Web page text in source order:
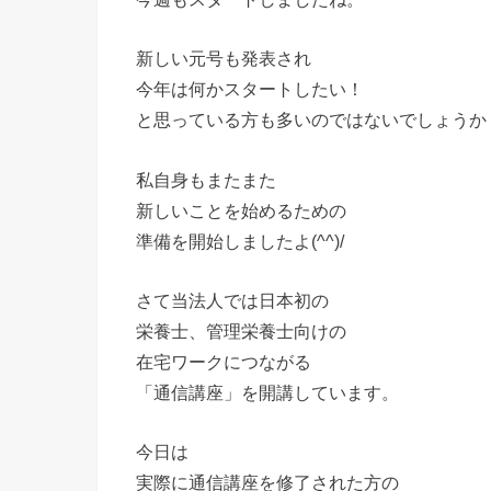
新しい元号も発表され
今年は何かスタートしたい！
と思っている方も多いのではないでしょうか
私自身もまたまた
新しいことを始めるための
準備を開始しましたよ(^^)/
さて当法人では日本初の
栄養士、管理栄養士向けの
在宅ワークにつながる
「通信講座」を開講しています。
今日は
実際に通信講座を修了された方の